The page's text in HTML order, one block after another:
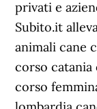
privati e
Subito.it
animali cane
corso
corso